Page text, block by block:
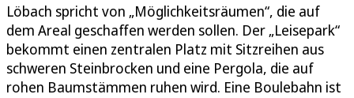
Löbach spricht von „Möglichkeitsräumen“, die auf
dem Areal geschaffen werden sollen. Der „Leisepark“
bekommt einen zentralen Platz mit Sitzreihen aus
schweren Steinbrocken und eine Pergola, die auf
rohen Baumstämmen ruhen wird. Eine Boulebahn ist